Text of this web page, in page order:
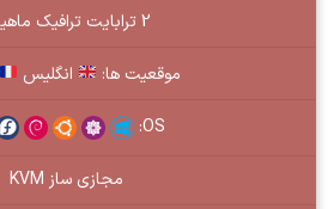
2 ترابایت ترافیک ماهیانه
موقعیت ها: انگلیس
OS:
مجازی ساز KVM